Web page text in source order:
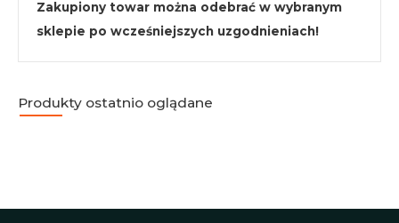
Zakupiony towar można odebrać w wybranym
sklepie po wcześniejszych uzgodnieniach!
Produkty ostatnio oglądane